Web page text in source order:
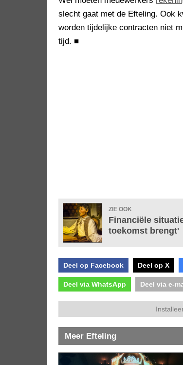
slecht gaat met de Efteling. Ook
worden tijdelijke contracten niet
tijd. ■
ZIE OOK
Financiële
toekomst brengt'
Deel op Facebook Deel op X
Deel via WhatsApp Deel via e-
Meer Efteling